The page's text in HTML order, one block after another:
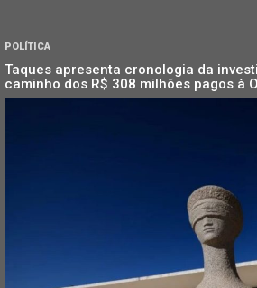
POLÍTICA
Taques apresenta cronologia da
caminho dos R$ 308 milhões pagos à